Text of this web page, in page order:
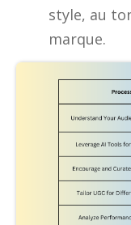
style, au
marque.